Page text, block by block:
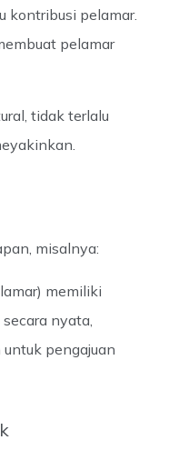
kontribusi pelamar.
pelamar
tidak terlalu
misalnya:
memiliki
nyata,
pengajuan